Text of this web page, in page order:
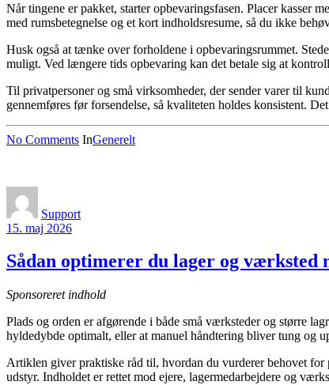
Når tingene er pakket, starter opbevaringsfasen. Placer
med rumsbetegnelse og et kort indholdsresume, så du ikke
Husk også at tænke over forholdene i opbevaringsrummet.
muligt. Ved længere tids opbevaring kan det betale sig at
Til privatpersoner og små virksomheder, der sender varer til
gennemføres før forsendelse, så kvaliteten holdes konsistent.
No Comments InGenerelt
Support
15. maj 2026
Sådan optimerer du lager og værksted
Sponsoreret indhold
Plads og orden er afgørende i både små værksteder og større
hyldedybde optimalt, eller at manuel håndtering bliver tung og
Artiklen giver praktiske råd til, hvordan du vurderer behovet for
udstyr. Indholdet er rettet mod ejere, lagermedarbejdere og